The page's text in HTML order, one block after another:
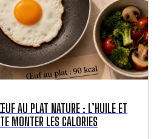
AU PLAT NATURE : L’HUILE ET
MONTER LES CALORIES